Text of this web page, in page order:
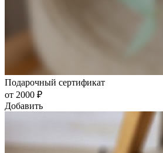
Подарочный сертификат
от 2000 ₽
Добавить